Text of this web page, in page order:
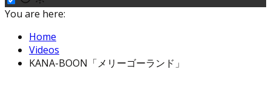
You are here:
Home
Videos
KANA-BOON「メリーゴーランド」